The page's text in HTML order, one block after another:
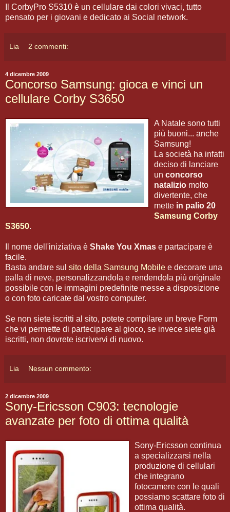
Il CorbyPro S5310 è un cellulare dai colori vivaci, tutto
pensato per i giovani e dedicato ai Social network.
Lia 2 commenti:
4 dicembre 2009
Concorso Samsung: gioca e vinci un
cellulare Corby S3650
A Natale sono tutti
più buoni... anche
Samsung!
La società ha infatti
deciso di lanciare
un concorso
natalizio molto
divertente, che
mette in palio 20
Samsung Corby
S3650.
Il nome dell'iniziativa è Shake You Xmas e partacipare è
facile.
Basta andare sul sito della Samsung Mobile e decorare una
palla di neve, personalizzandola e rendendola più originale
possibile con le immagini predefinite messe a disposizione
o con foto caricate dal vostro computer.
Se non siete iscritti al sito, potete compilare un breve Form
che vi permette di partecipare al gioco, se invece siete già
iscritti, non dovrete iscrivervi di nuovo.
Lia Nessun commento:
2 dicembre 2009
Sony-Ericsson C903: tecnologie
avanzate per foto di ottima qualità
Sony-Ericsson continua
a specializzarsi nella
produzione di cellulari
che integrano
fotocamere con le quali
possiamo scattare foto di
ottima qualità.